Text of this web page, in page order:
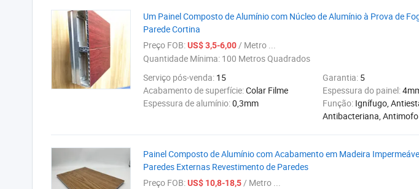
Um Painel Composto de Alumínio com Núcleo de Alumínio à Prova de
Parede Cortina
Preço FOB:US$ 3,5-6,00/ Metro ...
Quantidade Mínima: 100 Metros Quadrados
Serviço pós-venda: 15 Garantia: 5
Acabamento de superfície:Colar Filme Espessura do painel:
Espessura de alumínio:0,3mm Função: Ignífugo,
Antibacteriana, Antimofo
Painel Composto de Alumínio com Acabamento em Madeira
Paredes Externas Revestimento de Paredes
Preço FOB:US$ 10,8-18,5/ Metro ...